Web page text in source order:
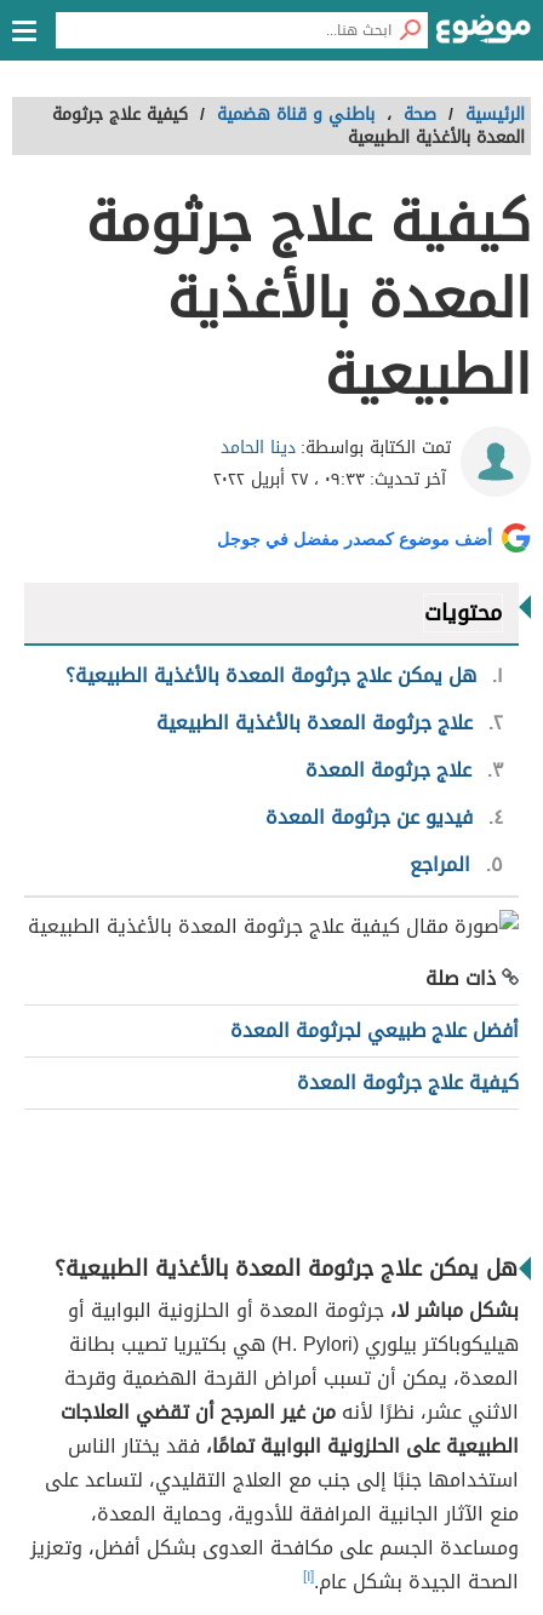
الرئيسية / صحة ، باطني و قناة هضمية / كيفية علاج جرثومة
المعدة بالأغذية الطبيعية
كيفية علاج جرثومة
المعدة بالأغذية
الطبيعية
تمت الكتابة بواسطة:دينا الحامد
آخر تحديث:٠٩:٣٣ ، ٢٧ أبريل ٢٠٢٢
أضف موضوع كمصدر مفضل في جوجل
محتويات
١ هل يمكن علاج جرثومة المعدة بالأغذية الطبيعية؟
٢ علاج جرثومة المعدة بالأغذية الطبيعية
٣ علاج جرثومة المعدة
٤ فيديو عن جرثومة المعدة
٥
المراجع
ذات صلة
أفضل علاج طبيعي لجرثومة المعدة
كيفية علاج جرثومة المعدة
هل يمكن علاج جرثومة المعدة بالأغذية الطبيعية؟
بشكل مباشر لا،جرثومة المعدة أو الحلزونية البوابية أو
هيليكوباكتر بيلوري (H. Pylori) هي بكتيريا تصيب بطانة
المعدة، يمكن أن تسبب أمراض القرحة الهضمية وقرحة
الاثني عشر، نظرًا لأنهمن غير المرجح أن تقضي العلاجات
الطبيعية على الحلزونية البوابية تمامًا، فقد يختار الناس
استخدامها جنبًا إلى جنب مع العلاج التقليدي، لتساعد على
منع الآثار الجانبية المرافقة للأدوية، وحماية المعدة،
ومساعدة الجسم على مكافحة العدوى بشكل أفضل، وتعزيز
الصحة الجيدة بشكل عام.[١]